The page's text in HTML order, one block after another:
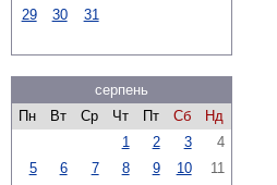
29
30 31
серпень
Пн
Вт Ср Чт Пт Сб
Нд
1
2 3
4
5
6 7 8 9 10
11